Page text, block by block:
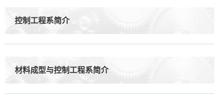
控制工程系简介
材料成型与控制工程系简介